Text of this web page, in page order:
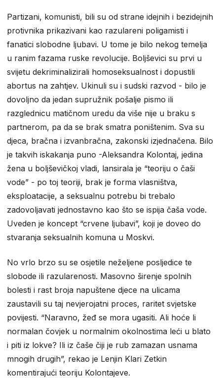
Partizani, komunisti, bili su od strane idejnih i bezidejnih
protivnika prikazivani kao razulareni poligamisti i
fanatici slobodne ljubavi. U tome je bilo nekog temelja
u ranim fazama ruske revolucije. Boljševici su prvi u
svijetu dekriminalizirali homoseksualnost i dopustili
abortus na zahtjev. Ukinuli su i sudski razvod - bilo je
dovoljno da jedan supružnik pošalje pismo ili
razglednicu matičnom uredu da više nije u braku s
partnerom, pa da se brak smatra poništenim. Sva su
djeca, bračna i izvanbračna, zakonski izjednačena. Bilo
je takvih iskakanja puno -Aleksandra Kolontaj, jedina
žena u boljševičkoj vladi, lansirala je “teoriju o čaši
vode” - po toj teoriji, brak je forma vlasništva,
eksploatacije, a seksualnu potrebu bi trebalo
zadovoljavati jednostavno kao što se ispija čaša vode.
Uveden je koncept “crvene ljubavi”, koji je doveo do
stvaranja seksualnih komuna u Moskvi.
No vrlo brzo su se osjetile neželjene posljedice te
slobode ili razularenosti. Masovno širenje spolnih
bolesti i rast broja napuštene djece na ulicama
zaustavili su taj nevjerojatni proces, raritet svjetske
povijesti. “Naravno, žeđ se mora ugasiti. Ali hoće li
normalan čovjek u normalnim okolnostima leći u blato
i piti iz lokve? Ili iz čaše čiji je rub zamazan usnama
mnogih drugih”, rekao je Lenjin Klari Zetkin
komentirajući teoriju Kolontajeve.